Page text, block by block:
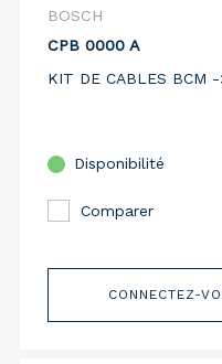
BOSCH
CPB 0000 A
KIT DE CABLES BCM -
Disponibilité
Comparer
CONNECTEZ-